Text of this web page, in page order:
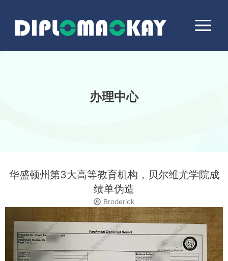
Menu
办理中心
华盛顿州第3大高等教育机构，贝尔维尤学院成
绩单伪造
Broderick